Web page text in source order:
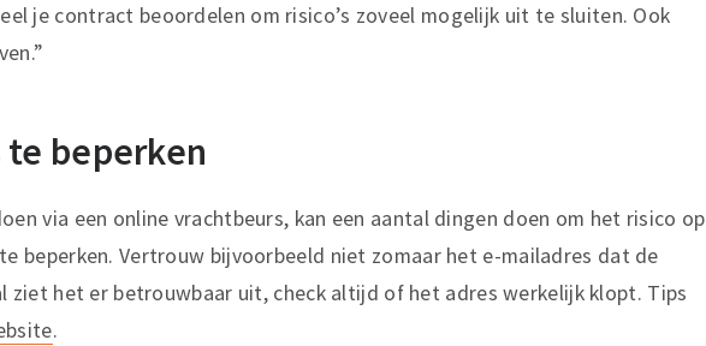
je contract beoordelen om risico’s zoveel mogelijk uit te sluiten. Ook
beperken
via een online vrachtbeurs, kan een aantal dingen doen om het risico op
beperken. Vertrouw bijvoorbeeld niet zomaar het e-mailadres dat de
ziet het er betrouwbaar uit, check altijd of het adres werkelijk klopt. Tips
.